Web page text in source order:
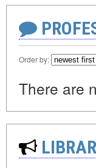
Order by:
There are